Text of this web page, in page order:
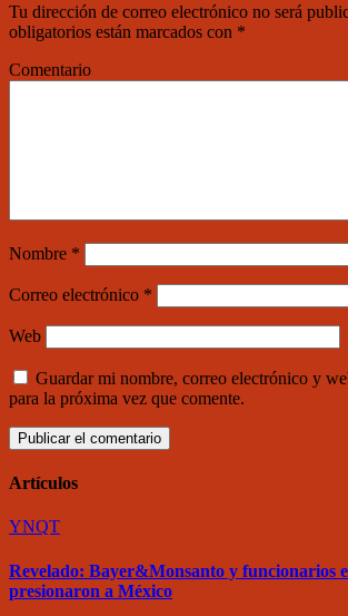
Tu dirección de correo electrónico no será
obligatorios están marcados con *
Comentario
Nombre *
Correo electrónico *
Web
Guardar mi nombre, correo electrónico y
para la próxima vez que comente.
Artículos
YNQT
Revelado: Bayer&Monsanto y funcionarios
presionaron a México